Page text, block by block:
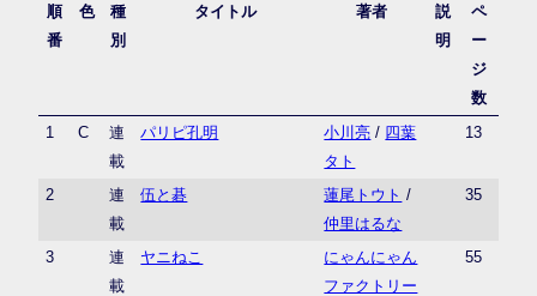
順
番
色
種
別
タイトル 著者
説
明
ペ
ー
ジ
数
1
C
連
載
パリピ孔明 小川亮 / 四葉
タト
13
2
連
載
伍と碁 蓮尾トウト /
仲里はるな
35
3
連
載
ヤニねこ
にゃんにゃん
ファクトリー
55